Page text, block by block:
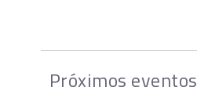
Próximos eventos